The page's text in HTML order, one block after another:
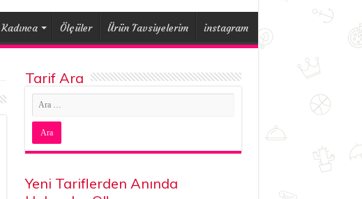
Kadınca Ölçüler Ürün Tavsiyelerim instagram
Tarif Ara
Yeni Tariflerden Anında